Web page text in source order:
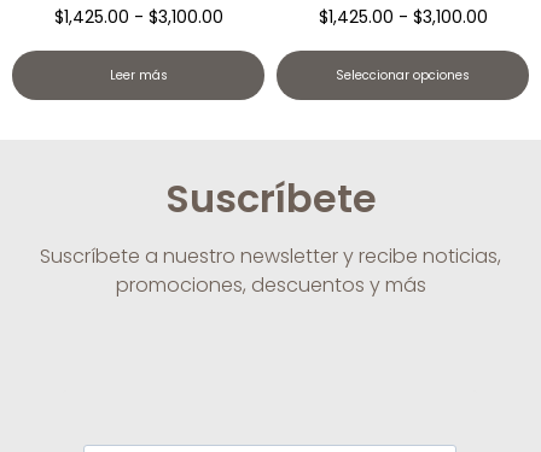
$1,425.00 - $3,100.00
Leer más
$1,425.00 - $3,100.00
Seleccionar opciones
Suscríbete
Suscríbete a nuestro newsletter y recibe noticias,
promociones, descuentos y más